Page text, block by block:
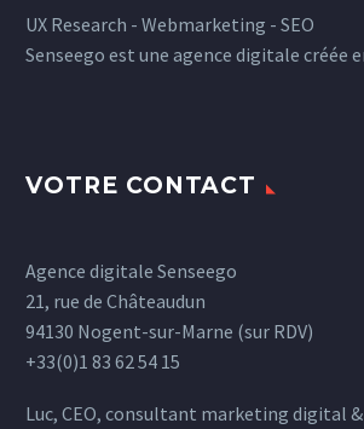
UX Research - Webmarketing - SEO
Senseego est une agence digitale créée
VOTRE CONTACT
Agence digitale Senseego
21, rue de Châteaudun
94130 Nogent-sur-Marne (sur RDV)
+33(0)1 83 62 54 15
Luc, CEO, consultant marketing digital